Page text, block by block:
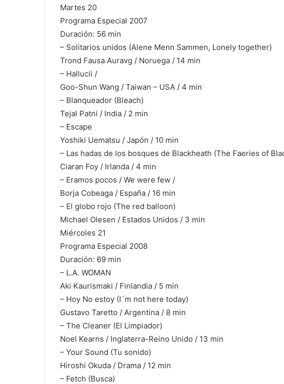
Martes 20
Programa Especial 2007
Duración: 56 min
– Solitarios unidos (Alene Menn Sammen, Lonely together)
Trond Fausa Auravg / Noruega / 14 min
– Hallucii /
Goo-Shun Wang / Taiwan – USA / 4 min
– Blanqueador (Bleach)
Tejal Patni / India / 2 min
– Escape
Yoshiki Uematsu / Japón / 10 min
– Las hadas de los bosques de Blackheath (The Faeries of
Ciaran Foy / Irlanda / 4 min
– Eramos pocos / We were few /
Borja Cobeaga / España / 16 min
– El globo rojo (The red balloon)
Michael Olesen / Estados Unidos / 3 min
Miércoles 21
Programa Especial 2008
Duración: 69 min
– L.A. WOMAN
Aki Kaurismaki / Finlandia / 5 min
– Hoy No estoy (I´m not here today)
Gustavo Taretto / Argentina / 8 min
– The Cleaner (El Limpiador)
Noel Kearns / Inglaterra-Reino Unido / 13 min
– Your Sound (Tu sonido)
Hiroshi Okuda / Drama / 12 min
– Fetch (Busca)